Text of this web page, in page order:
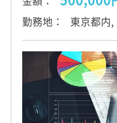
勤務地 東京都内